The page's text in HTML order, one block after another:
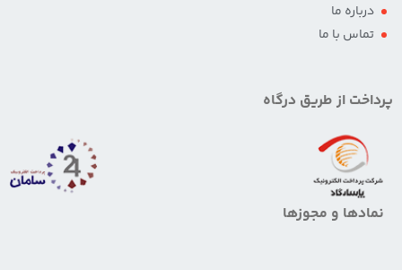
درباره ما
تماس با ما
پرداخت از طریق درگاه
نمادها و مجوزها